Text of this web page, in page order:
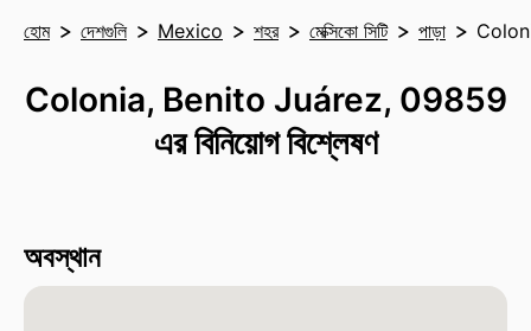
হোম দেশগুলি Mexico শহর মেক্সিকো সিটি পাড়া
Colonia, Benito Juárez, 09859
এর বিনিয়োগ বিশ্লেষণ
অবস্থান